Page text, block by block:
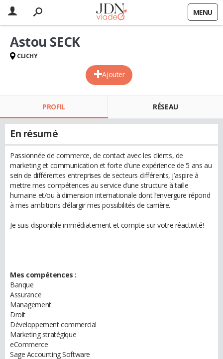
MENU
Ajouter
Astou SECK
CLICHY
PROFIL RÉSEAU
En résumé
Passionnée de commerce, de contact avec les clients, de
marketing et communication et forte d'une expérience de 5 ans au
sein de différentes entreprises de secteurs différents, j’aspire à
mettre mes compétences au service d’une structure à taille
humaine et/ou à dimension internationale dont l’envergure répond
à mes ambitions d’élargir mes possibilités de carrière.
Je suis disponible immédiatement et compte sur votre réactivité!
Mes compétences :
Banque
Assurance
Management
Droit
Développement commercial
Marketing stratégique
eCommerce
Sage Accounting Software